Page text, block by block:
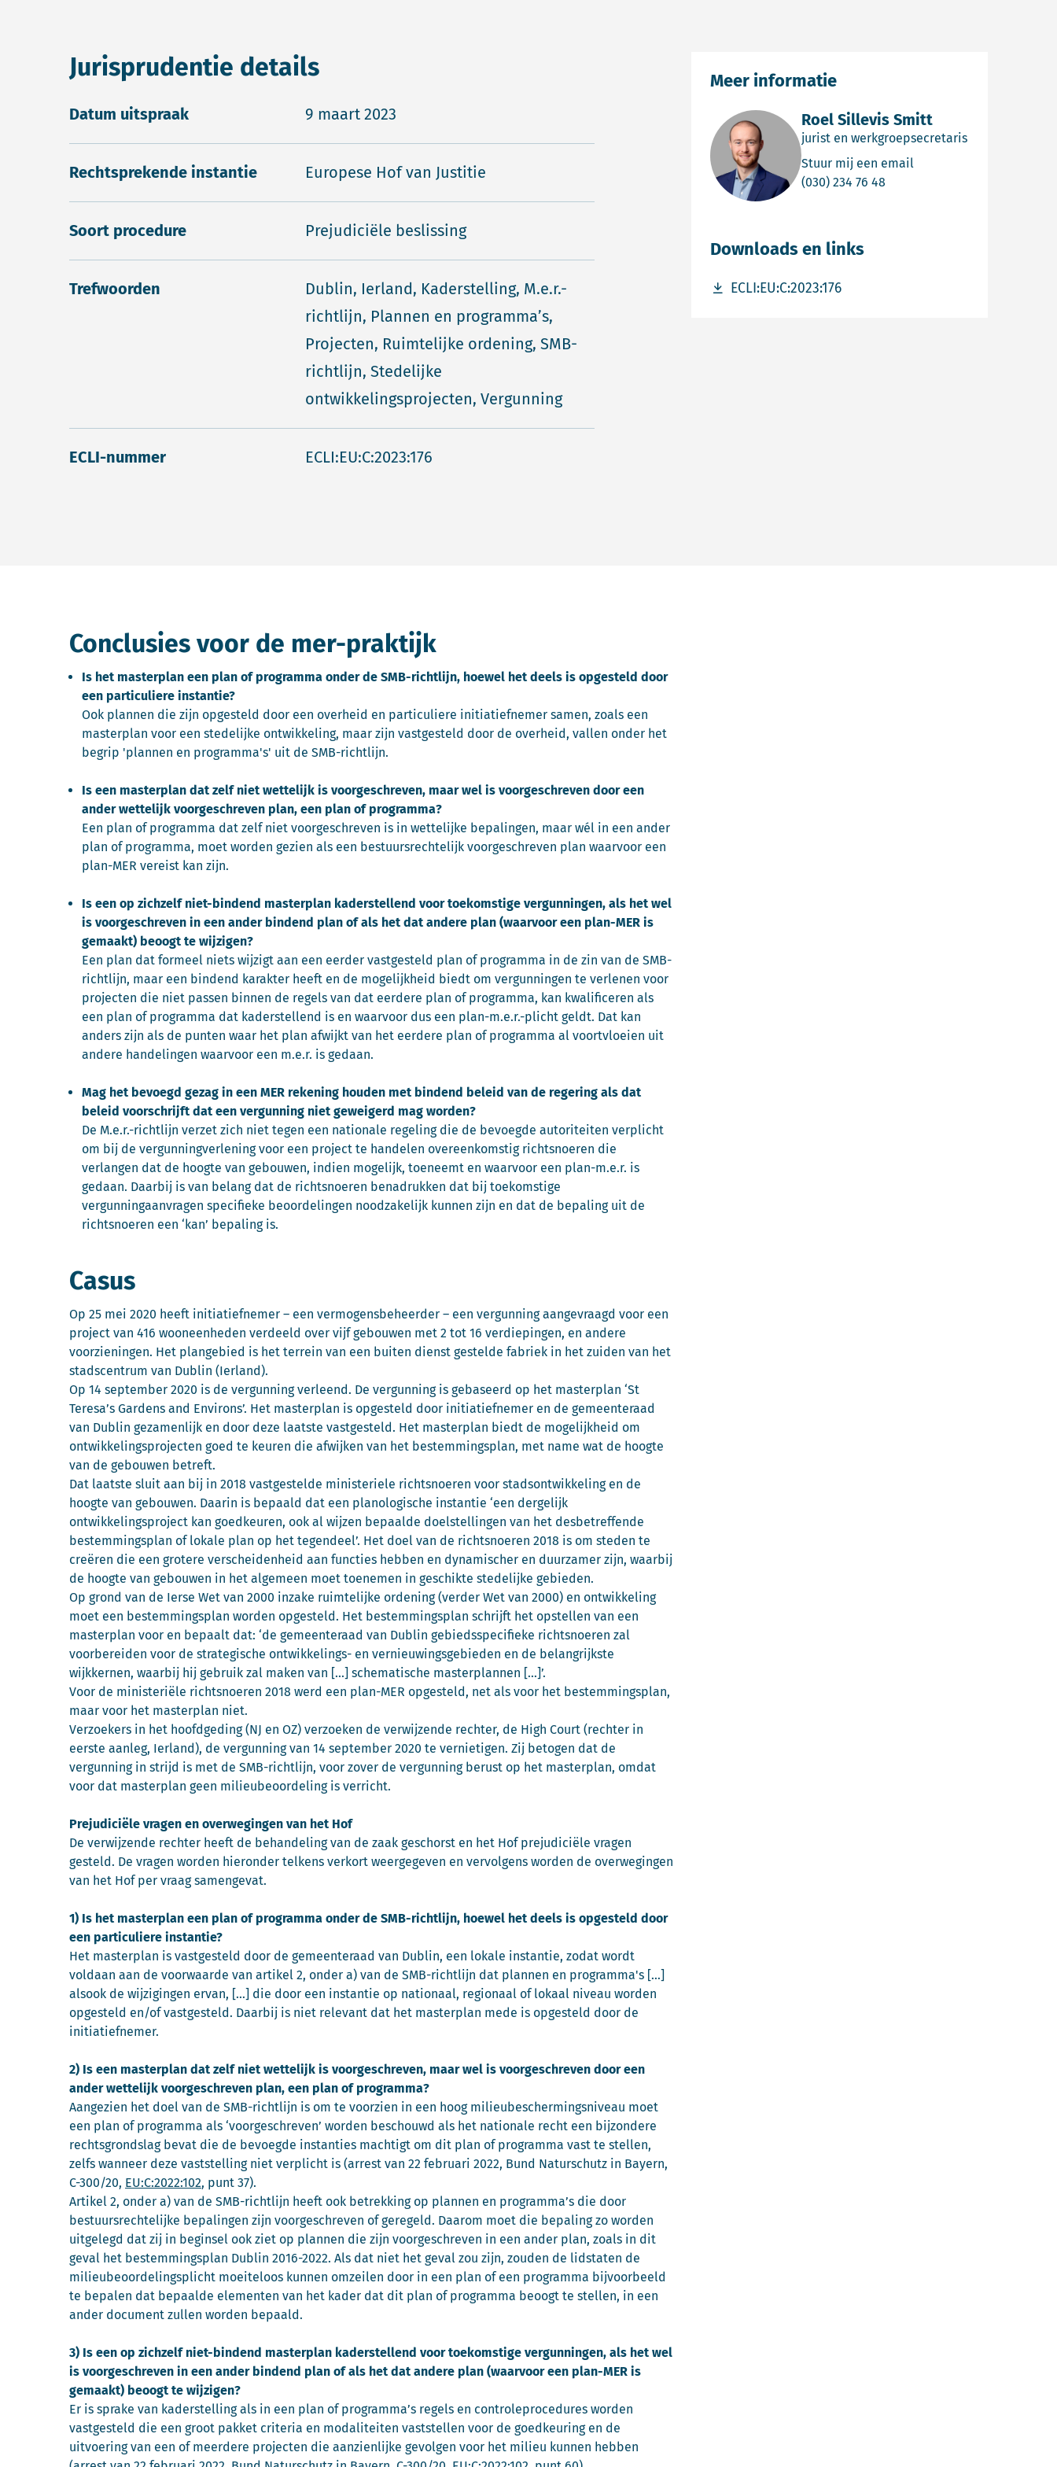
Jurisprudentie details
Datum uitspraak 9 maart 2023
Rechtsprekende instantie Europese Hof van Justitie
Soort procedure Prejudiciële beslissing
Trefwoorden
Dublin, Ierland, Kaderstelling, M.e.r.-
richtlijn, Plannen en programma’s,
Projecten, Ruimtelijke ordening, SMB-
richtlijn, Stedelijke
ontwikkelingsprojecten, Vergunning
ECLI-nummer ECLI:EU:C:2023:176
Roel Sillevis Smitt
jurist en werkgroepsecretaris
Stuur mij een email
(030) 234 76 48
Meer informatie
Downloads en links
ECLI:EU:C:2023:176
Download bestand ECLI:EU:C:2023:176
Conclusies voor de mer-praktijk
Is het masterplan een plan of programma onder de SMB-richtlijn, hoewel het deels is opgesteld door
een particuliere instantie?
Ook plannen die zijn opgesteld door een overheid en particuliere initiatiefnemer samen, zoals een
masterplan voor een stedelijke ontwikkeling, maar zijn vastgesteld door de overheid, vallen onder het
begrip 'plannen en programma's' uit de SMB-richtlijn.
Is een masterplan dat zelf niet wettelijk is voorgeschreven, maar wel is voorgeschreven door een
ander wettelijk voorgeschreven plan, een plan of programma?
Een plan of programma dat zelf niet voorgeschreven is in wettelijke bepalingen, maar wél in een ander
plan of programma, moet worden gezien als een bestuursrechtelijk voorgeschreven plan waarvoor een
plan-MER vereist kan zijn.
Is een op zichzelf niet-bindend masterplan kaderstellend voor toekomstige vergunningen, als het wel
is voorgeschreven in een ander bindend plan of als het dat andere plan (waarvoor een plan-MER is
gemaakt) beoogt te wijzigen?
Een plan dat formeel niets wijzigt aan een eerder vastgesteld plan of programma in de zin van de SMB-
richtlijn, maar een bindend karakter heeft en de mogelijkheid biedt om vergunningen te verlenen voor
projecten die niet passen binnen de regels van dat eerdere plan of programma, kan kwalificeren als
een plan of programma dat kaderstellend is en waarvoor dus een plan-m.e.r.-plicht geldt. Dat kan
anders zijn als de punten waar het plan afwijkt van het eerdere plan of programma al voortvloeien uit
andere handelingen waarvoor een m.e.r. is gedaan.
Mag het bevoegd gezag in een MER rekening houden met bindend beleid van de regering als dat
beleid voorschrijft dat een vergunning niet geweigerd mag worden?
De M.e.r.-richtlijn verzet zich niet tegen een nationale regeling die de bevoegde autoriteiten verplicht
om bij de vergunningverlening voor een project te handelen overeenkomstig richtsnoeren die
verlangen dat de hoogte van gebouwen, indien mogelijk, toeneemt en waarvoor een plan-m.e.r. is
gedaan. Daarbij is van belang dat de richtsnoeren benadrukken dat bij toekomstige
vergunningaanvragen specifieke beoordelingen noodzakelijk kunnen zijn en dat de bepaling uit de
richtsnoeren een ‘kan’ bepaling is.
Casus
Op 25 mei 2020 heeft initiatiefnemer – een vermogensbeheerder – een vergunning aangevraagd voor een
project van 416 wooneenheden verdeeld over vijf gebouwen met 2 tot 16 verdiepingen, en andere
voorzieningen. Het plangebied is het terrein van een buiten dienst gestelde fabriek in het zuiden van het
stadscentrum van Dublin (Ierland).
Op 14 september 2020 is de vergunning verleend. De vergunning is gebaseerd op het masterplan ‘St
Teresa’s Gardens and Environs’. Het masterplan is opgesteld door initiatiefnemer en de gemeenteraad
van Dublin gezamenlijk en door deze laatste vastgesteld. Het masterplan biedt de mogelijkheid om
ontwikkelingsprojecten goed te keuren die afwijken van het bestemmingsplan, met name wat de hoogte
van de gebouwen betreft.
Dat laatste sluit aan bij in 2018 vastgestelde ministeriele richtsnoeren voor stadsontwikkeling en de
hoogte van gebouwen. Daarin is bepaald dat een planologische instantie ‘een dergelijk
ontwikkelingsproject kan goedkeuren, ook al wijzen bepaalde doelstellingen van het desbetreffende
bestemmingsplan of lokale plan op het tegendeel’. Het doel van de richtsnoeren 2018 is om steden te
creëren die een grotere verscheidenheid aan functies hebben en dynamischer en duurzamer zijn, waarbij
de hoogte van gebouwen in het algemeen moet toenemen in geschikte stedelijke gebieden.
Op grond van de Ierse Wet van 2000 inzake ruimtelijke ordening (verder Wet van 2000) en ontwikkeling
moet een bestemmingsplan worden opgesteld. Het bestemmingsplan schrijft het opstellen van een
masterplan voor en bepaalt dat: ‘de gemeenteraad van Dublin gebiedsspecifieke richtsnoeren zal
voorbereiden voor de strategische ontwikkelings- en vernieuwingsgebieden en de belangrijkste
wijkkernen, waarbij hij gebruik zal maken van [...] schematische masterplannen [...]’.
Voor de ministeriële richtsnoeren 2018 werd een plan-MER opgesteld, net als voor het bestemmingsplan,
maar voor het masterplan niet.
Verzoekers in het hoofdgeding (NJ en OZ) verzoeken de verwijzende rechter, de High Court (rechter in
eerste aanleg, Ierland), de vergunning van 14 september 2020 te vernietigen. Zij betogen dat de
vergunning in strijd is met de SMB-richtlijn, voor zover de vergunning berust op het masterplan, omdat
voor dat masterplan geen milieubeoordeling is verricht.
Prejudiciële vragen en overwegingen van het Hof
De verwijzende rechter heeft de behandeling van de zaak geschorst en het Hof prejudiciële vragen
gesteld. De vragen worden hieronder telkens verkort weergegeven en vervolgens worden de overwegingen
van het Hof per vraag samengevat.
1) Is het masterplan een plan of programma onder de SMB-richtlijn, hoewel het deels is opgesteld door
een particuliere instantie?
Het masterplan is vastgesteld door de gemeenteraad van Dublin, een lokale instantie, zodat wordt
voldaan aan de voorwaarde van artikel 2, onder a) van de SMB-richtlijn dat plannen en programma's […]
alsook de wijzigingen ervan, […] die door een instantie op nationaal, regionaal of lokaal niveau worden
opgesteld en/of vastgesteld. Daarbij is niet relevant dat het masterplan mede is opgesteld door de
initiatiefnemer.
2) Is een masterplan dat zelf niet wettelijk is voorgeschreven, maar wel is voorgeschreven door een
ander wettelijk voorgeschreven plan, een plan of programma?
Aangezien het doel van de SMB-richtlijn is om te voorzien in een hoog milieubeschermingsniveau moet
een plan of programma als ‘voorgeschreven’ worden beschouwd als het nationale recht een bijzondere
rechtsgrondslag bevat die de bevoegde instanties machtigt om dit plan of programma vast te stellen,
zelfs wanneer deze vaststelling niet verplicht is (arrest van 22 februari 2022, Bund Naturschutz in Bayern,
C-300/20, EU:C:2022:102, punt 37).
Artikel 2, onder a) van de SMB-richtlijn heeft ook betrekking op plannen en programma’s die door
bestuursrechtelijke bepalingen zijn voorgeschreven of geregeld. Daarom moet die bepaling zo worden
uitgelegd dat zij in beginsel ook ziet op plannen die zijn voorgeschreven in een ander plan, zoals in dit
geval het bestemmingsplan Dublin 2016-2022. Als dat niet het geval zou zijn, zouden de lidstaten de
milieubeoordelingsplicht moeiteloos kunnen omzeilen door in een plan of een programma bijvoorbeeld
te bepalen dat bepaalde elementen van het kader dat dit plan of programma beoogt te stellen, in een
ander document zullen worden bepaald.
3) Is een op zichzelf niet-bindend masterplan kaderstellend voor toekomstige vergunningen, als het wel
is voorgeschreven in een ander bindend plan of als het dat andere plan (waarvoor een plan-MER is
gemaakt) beoogt te wijzigen?
Er is sprake van kaderstelling als in een plan of programma’s regels en controleprocedures worden
vastgesteld die een groot pakket criteria en modaliteiten vaststellen voor de goedkeuring en de
uitvoering van een of meerdere projecten die aanzienlijke gevolgen voor het milieu kunnen hebben